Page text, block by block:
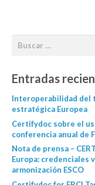
Entradas
Interoperabilidad del
estratégica Europea
Certifydoc sobre el
conferencia anual de
Nota de prensa –
Europa: credenciales
armonización ESCO